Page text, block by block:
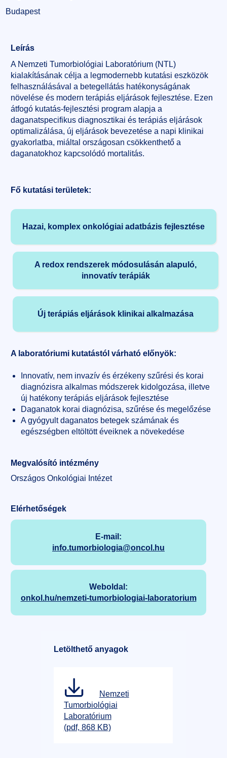
Budapest
Leírás
A Nemzeti Tumorbiológiai Laboratórium (NTL)
kialakításának célja a legmodernebb kutatási eszközök
felhasználásával a betegellátás hatékonyságának
növelése és modern terápiás eljárások fejlesztése. Ezen
átfogó kutatás-fejlesztési program alapja a
daganatspecifikus diagnosztikai és terápiás eljárások
optimalizálása, új eljárások bevezetése a napi klinikai
gyakorlatba, miáltal országosan csökkenthető a
daganatokhoz kapcsolódó mortalitás.
Fő kutatási területek:
Hazai, komplex onkológiai adatbázis fejlesztése
A redox rendszerek módosulásán alapuló,
innovatív terápiák
Új terápiás eljárások klinikai alkalmazása
A laboratóriumi kutatástól várható előnyök:
Innovatív, nem invazív és érzékeny szűrési és korai
diagnózisra alkalmas módszerek kidolgozása, illetve
új hatékony terápiás eljárások fejlesztése
Daganatok korai diagnózisa, szűrése és megelőzése
A gyógyult daganatos betegek számának és
egészségben eltöltött éveiknek a növekedése
Megvalósító intézmény
Országos Onkológiai Intézet
Elérhetőségek
E-mail:
info.tumorbiologia@oncol.hu
Weboldal:
onkol.hu/nemzeti-tumorbiologiai-laboratorium
Letölthető anyagok
Nemzeti
Tumorbiológiai
Laboratórium
(pdf, 868 KB)